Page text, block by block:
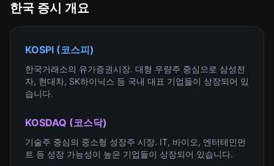
한국 증시 개요
KOSPI (코스피)
한국거래소의 유가증권시장. 대형 우량주 중심으로 삼성전
자, 현대차, SK하이닉스 등 국내 대표 기업들이 상장되어 있
습니다.
KOSDAQ (코스닥)
기술주 중심의 중소형 성장주 시장. IT, 바이오, 엔터테인먼
트 등 성장 가능성이 높은 기업들이 상장되어 있습니다.